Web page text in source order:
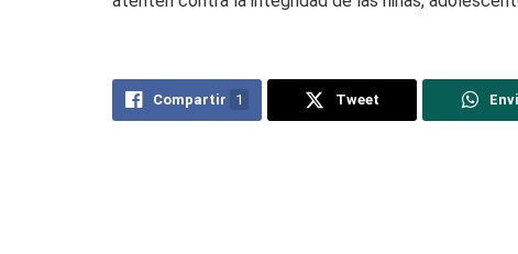
Compartir 1 Tweet